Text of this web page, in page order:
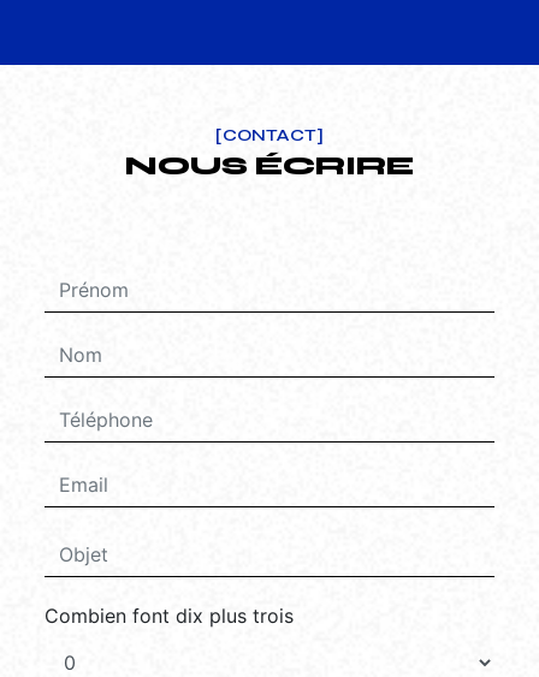
[CONTACT]
NOUS ÉCRIRE
Combien font dix plus trois